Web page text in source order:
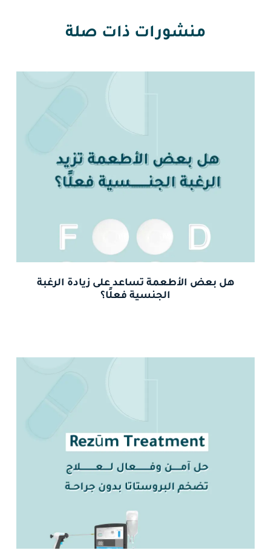
منشورات ذات صلة
هل بعض الأطعمة تساعد على زيادة الرغبة
الجنسية فعلًا؟